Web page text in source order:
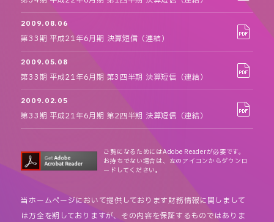
2009.08.06
第33期 平成21年6月期 決算短信（連結）
2009.05.08
第33期 平成21年6月期 第3四半期 決算短信（連結）
2009.02.05
第33期 平成21年6月期 第2四半期 決算短信（連結）
ご覧になるためにはAdobe Readerが必要です。
お持ちでない場合は、左のアイコンからダウンロ
ードしてください。
当ホームページにおいて提供しております財務情報に関しまして
は万全を期しておりますが、その内容を保証するものではありま